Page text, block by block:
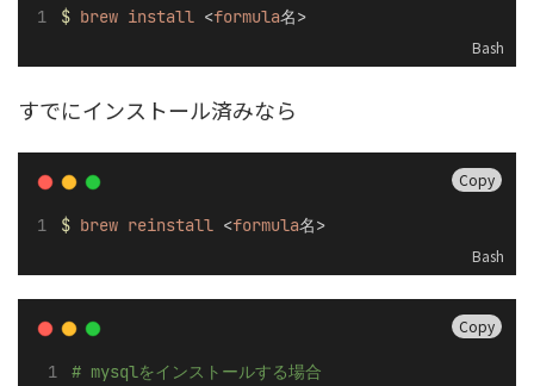
$ brew install <formula名>
Bash
すでにインストール済みなら
Copy
$ brew reinstall <formula名>
Bash
Copy
# mysqlをインストールする場合